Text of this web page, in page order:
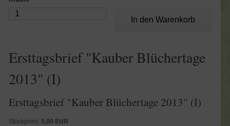
Ersttagsbrief "Kauber Blüchertage
2013" (I)
Ersttagsbrief "Kauber Blüchertage 2013" (I)
Stückpreis: 5,00 EUR